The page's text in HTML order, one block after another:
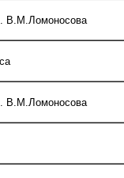
В.М.Ломоносова
В.М.Ломоносова